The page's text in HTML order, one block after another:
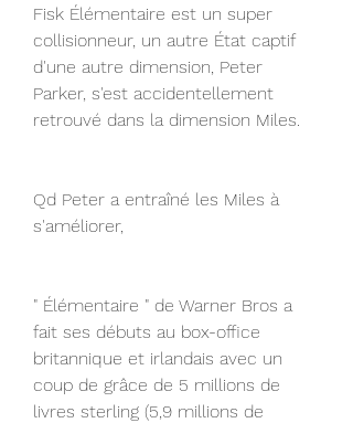
Fisk Élémentaire est un super
collisionneur, un autre État captif
d'une autre dimension, Peter
Parker, s'est accidentellement
retrouvé dans la dimension Miles.
Qd Peter a entraîné les Miles à
s'améliorer,
" Élémentaire " de Warner Bros a
fait ses débuts au box-office
britannique et irlandais avec un
coup de grâce de 5 millions de
livres sterling (5,9 millions de